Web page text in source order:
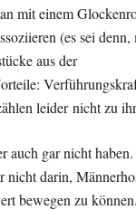
mit einem
(es sei denn,
aus der
leider nicht zu
auch gar nicht
nicht darin,
bewegen zu